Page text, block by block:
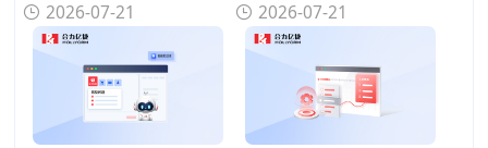
2026-07-21
2026-07-21